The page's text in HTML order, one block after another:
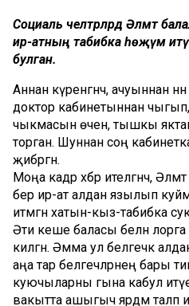
Социаль челтәрләрдә Әлмәт
ир-атның табибка һөҗүм
булган.
Аннан күренгәнчә, ачуыннан нн
доктор кабинетыннан чыгып,
чыкмасын өчен, тышкы
торган. Шуннан соң
җибәргән.
Моңа кадәр хәбәр ителгәнчә,
бер ир-ат алдан язылып
итмәгән хатын-кыз-табибка
Әти кеше баласы белән лорга
килгән. Әмма ул белгечкә
аңа тар белгечләрнең бары
куючыларны гына кабул
вакытта ашыгыч ярдәм таләп